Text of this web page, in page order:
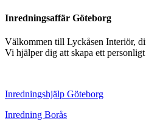
Inredningsaffär Göteborg
Välkommen till Lyckåsen Interiör,
Vi hjälper dig att skapa ett
Inredningshjälp Göteborg
Inredning Borås